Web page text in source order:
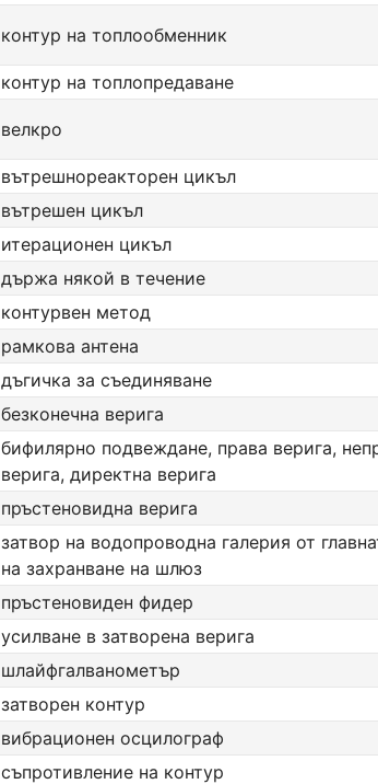
контур на топлообменник
контур на топлопредаване
велкро
вътрешнореакторен цикъл
вътрешен цикъл
итерационен цикъл
държа някой в течение
контурвен метод
рамкова антена
дъгичка за съединяване
безконечна верига
бифилярно подвеждане, права верига,
верига, директна верига
пръстеновидна верига
затвор на водопроводна галерия от
на захранване на шлюз
пръстеновиден фидер
усилване в затворена верига
шлайфгалванометър
затворен контур
вибрационен осцилограф
съпротивление на контур